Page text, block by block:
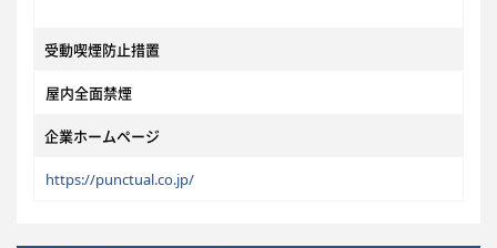
受動喫煙防止措置
屋内全面禁煙
企業ホームページ
https://punctual.co.jp/